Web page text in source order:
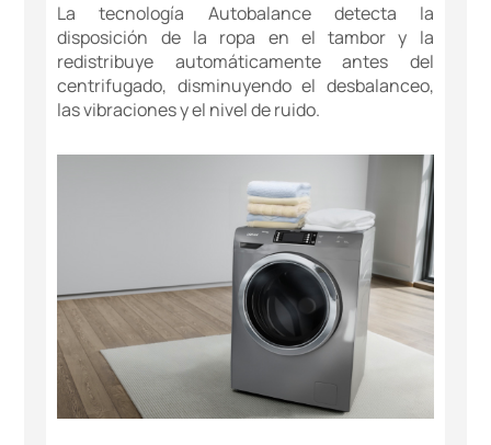
La tecnología Autobalance detecta la
disposición de la ropa en el tambor y la
redistribuye automáticamente antes del
centrifugado, disminuyendo el desbalanceo,
las vibraciones y el nivel de ruido.